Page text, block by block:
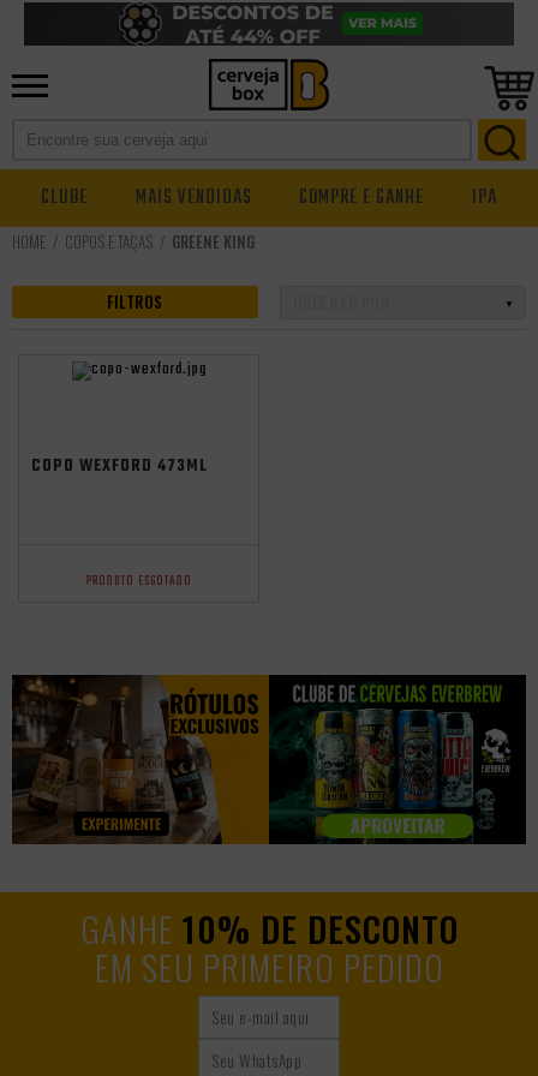
CLUBE MAIS VENDIDAS COMPRE E GANHE IPA
COPOS E TAÇAS GREENE KING
FILTROS
COPO WEXFORD 473ML
PRODUTO ESGOTADO
GANHE 10% DE DESCONTO
EM SEU PRIMEIRO PEDIDO